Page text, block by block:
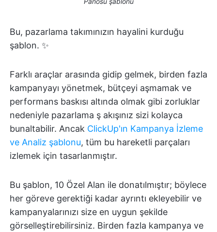
Bu, pazarlama takımınızın hayalini kurduğu
şablon. ✨
Farklı araçlar arasında gidip gelmek, birden fazla
kampanyayı yönetmek, bütçeyi aşmamak ve
performans baskısı altında olmak gibi zorluklar
nedeniyle pazarlama ş akışınız sizi kolayca
bunaltabilir. Ancak ClickUp'ın Kampanya İzleme
ve Analiz şablonu, tüm bu hareketli parçaları
izlemek için tasarlanmıştır.
Bu şablon, 10 Özel Alan ile donatılmıştır; böylece
her göreve gerektiği kadar ayrıntı ekleyebilir ve
kampanyalarınızı size en uygun şekilde
görselleştirebilirsiniz. Birden fazla kampanya ve